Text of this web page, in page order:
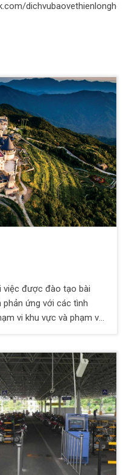
việc được đào tạo bài
phản ứng với các tình
vi khu vực và phạm vi
vệ Thiên Long Hoàng
thông, các tình trạng
say xỉn và phá hoại tài